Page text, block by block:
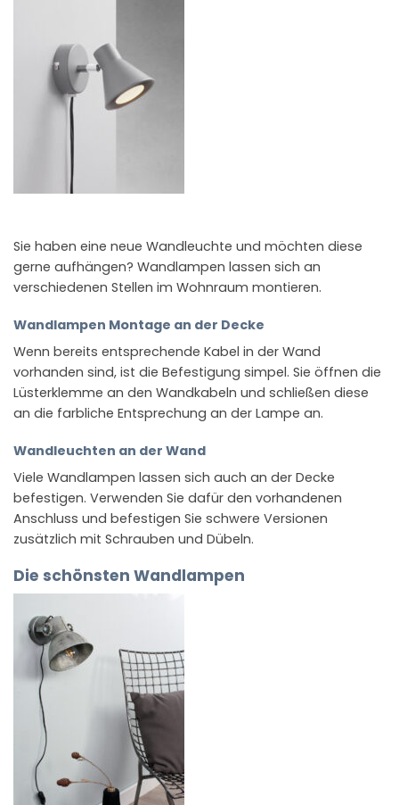
Sie haben eine neue Wandleuchte und möchten diese
gerne aufhängen? Wandlampen lassen sich an
verschiedenen Stellen im Wohnraum montieren.
Wandlampen Montage an der Decke
Wenn bereits entsprechende Kabel in der Wand
vorhanden sind, ist die Befestigung simpel. Sie öffnen die
Lüsterklemme an den Wandkabeln und schließen diese
an die farbliche Entsprechung an der Lampe an.
Wandleuchten an der Wand
Viele Wandlampen lassen sich auch an der Decke
befestigen. Verwenden Sie dafür den vorhandenen
Anschluss und befestigen Sie schwere Versionen
zusätzlich mit Schrauben und Dübeln.
Die schönsten Wandlampen